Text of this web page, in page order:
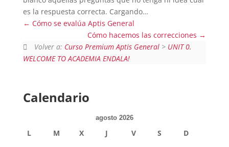
es la respuesta correcta. Cargando…
Cómo se evalúa Aptis General
Cómo hacemos las correcciones
Volver a: Curso Premium Aptis General > UNIT 0.
WELCOME TO ACADEMIA ENDALA!
Calendario
agosto 2026
L M X J V S D